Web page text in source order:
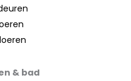
& bad